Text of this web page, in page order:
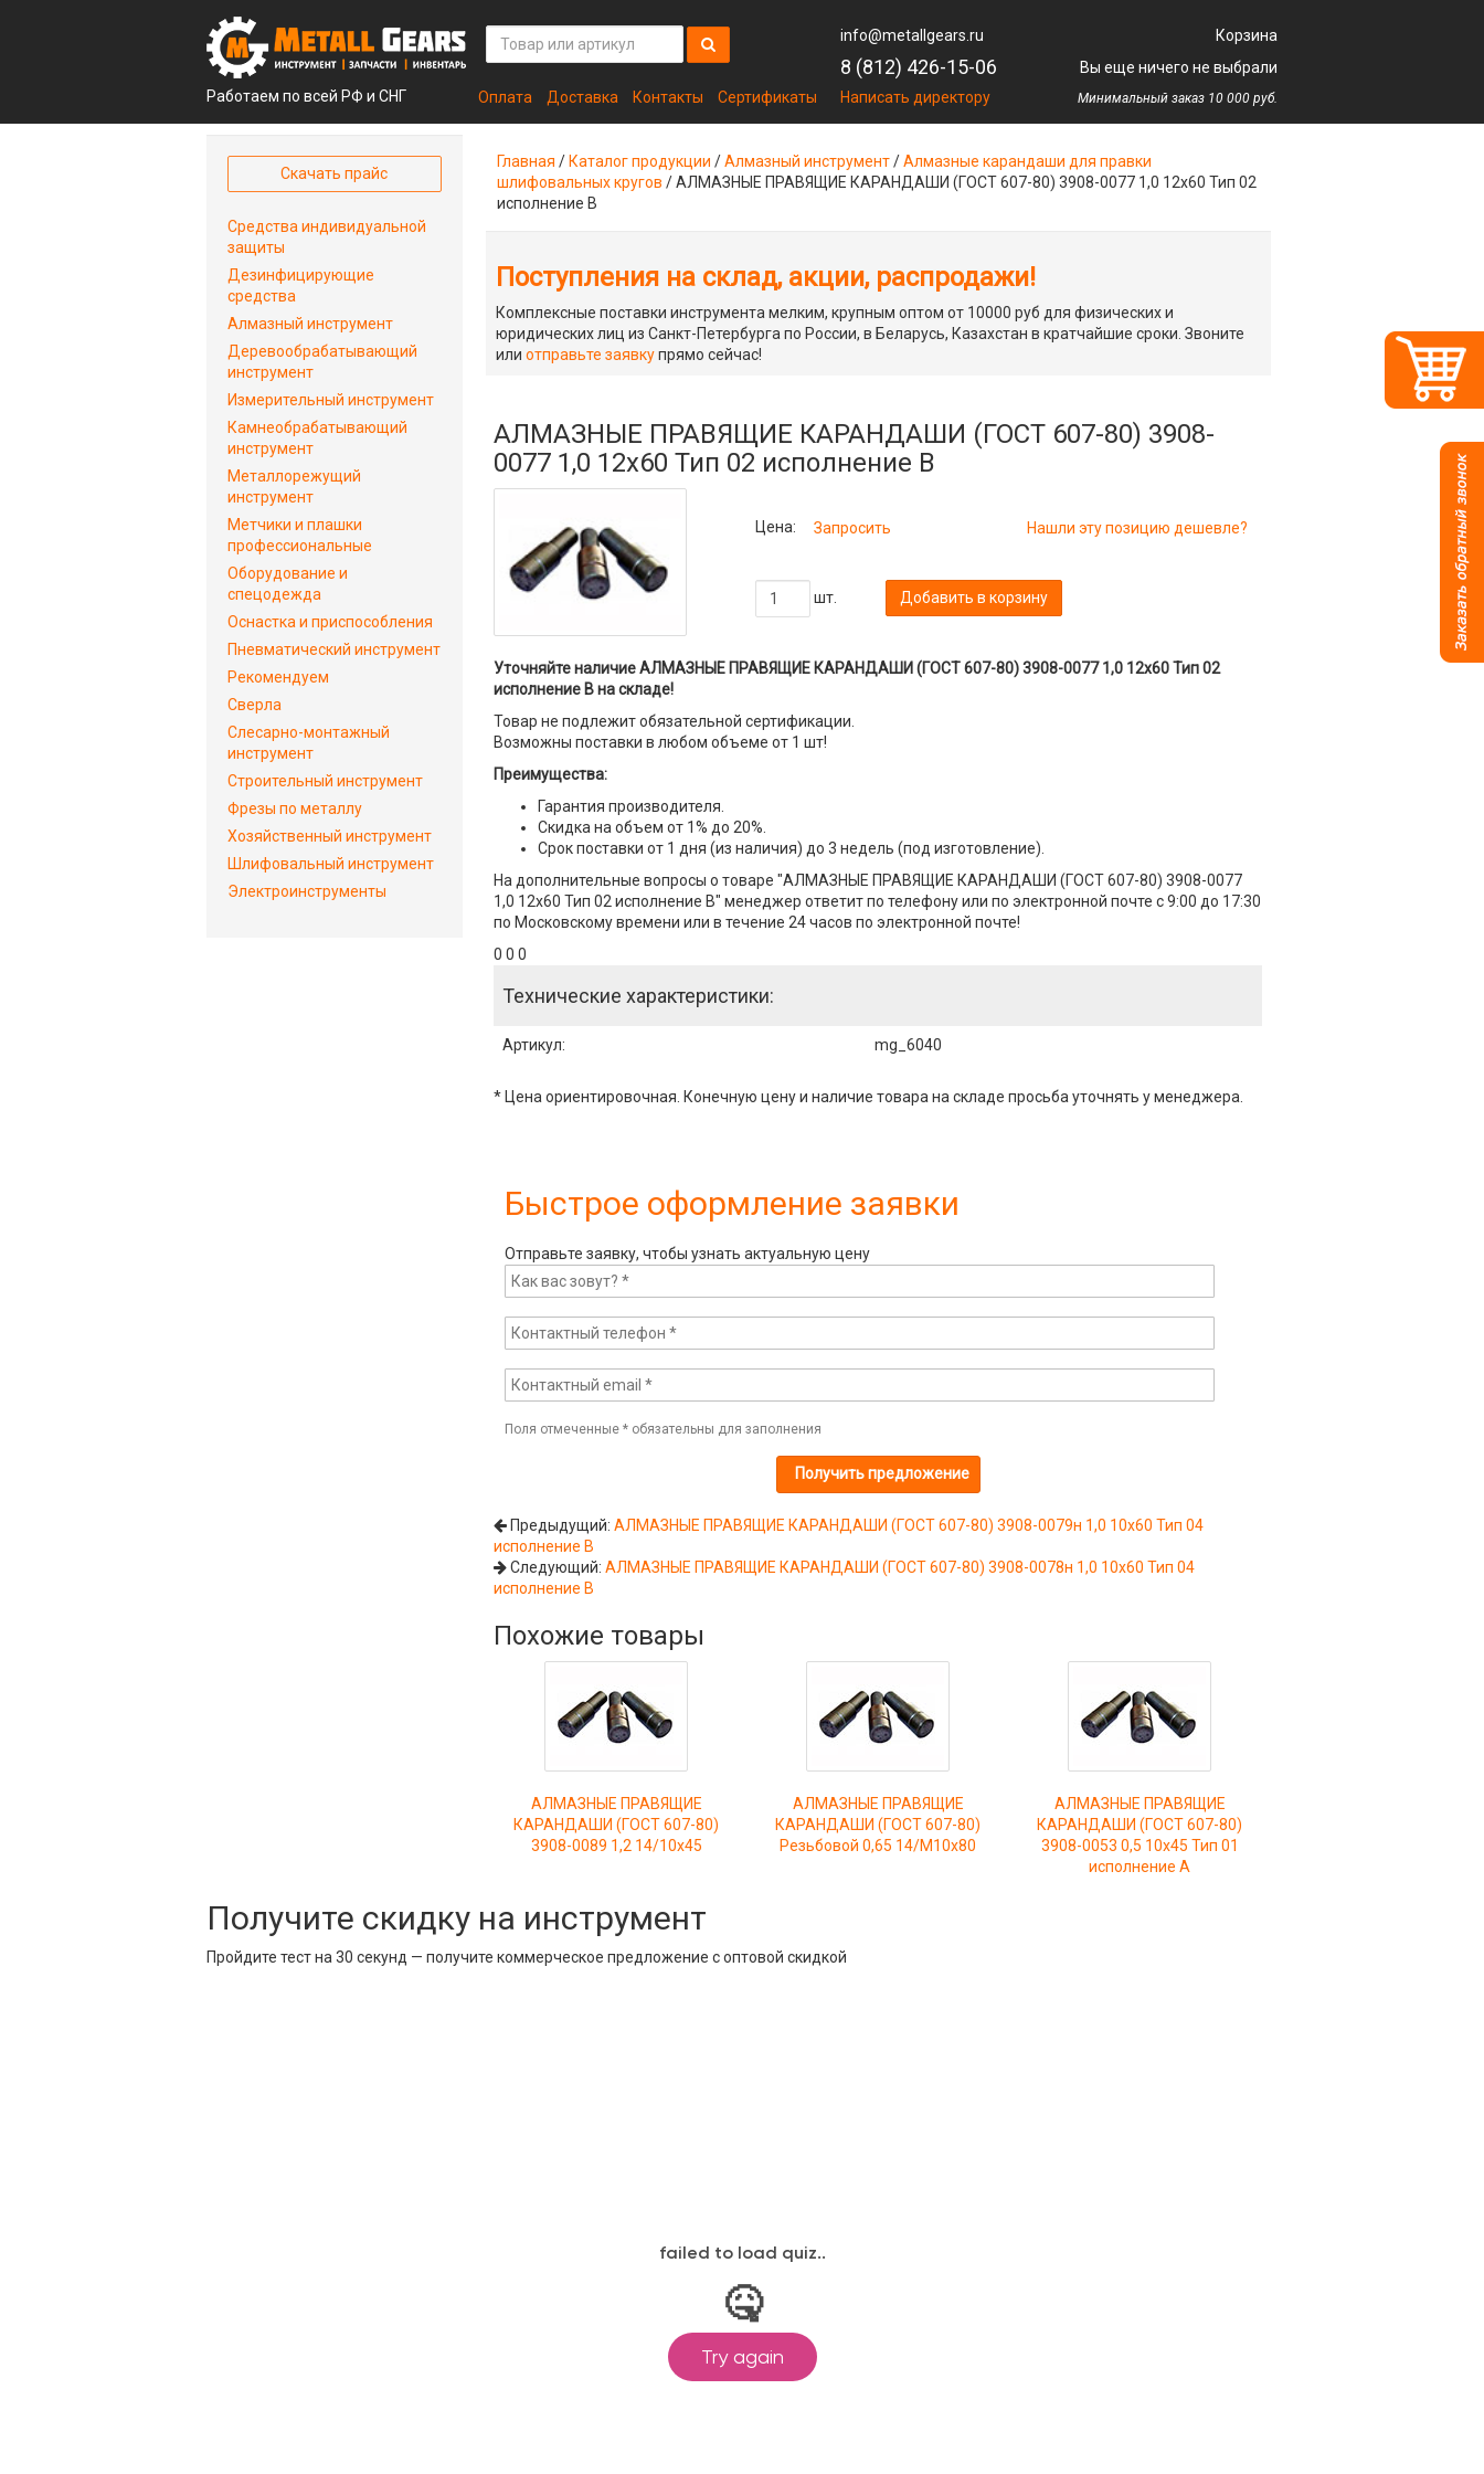
Работаем по всей РФ и СНГ Оплата Доставка Контакты Сертификаты
info@metallgears.ru
8 (812) 426-15-06
Написать директору
Корзина
Вы еще ничего не выбрали
Минимальный заказ 10 000 руб.
Главная / Каталог продукции /Алмазный инструмент/Алмазные карандаши для правки
шлифовальных кругов /АЛМАЗНЫЕ ПРАВЯЩИЕ КАРАНДАШИ (ГОСТ 607-80) 3908-0077 1,0 12х60 Тип 02
исполнение В
Поступления на склад, акции, распродажи!
Комплексные поставки инструмента мелким, крупным оптом от 10000 руб для физических и
юридических лиц из Санкт-Петербурга по России, в Беларусь, Казахстан в кратчайшие сроки. Звоните
или отправьте заявкупрямо сейчас!
АЛМАЗНЫЕ ПРАВЯЩИЕ КАРАНДАШИ (ГОСТ 607-80) 3908-
0077 1,0 12х60 Тип 02 исполнение В
Цена: Запросить Нашли эту позицию дешевле?
шт. Добавить в корзину
Уточняйте наличие АЛМАЗНЫЕ ПРАВЯЩИЕ КАРАНДАШИ (ГОСТ 607-80) 3908-0077 1,0 12х60 Тип 02
исполнение В на складе!
Товар не подлежит обязательной сертификации.
Возможны поставки в любом объеме от 1 шт!
Преимущества:
Гарантия производителя.
Скидка на объем от 1% до 20%.
Срок поставки от 1 дня (из наличия) до 3 недель (под изготовление).
На дополнительные вопросы о товаре "АЛМАЗНЫЕ ПРАВЯЩИЕ КАРАНДАШИ (ГОСТ 607-80) 3908-0077
1,0 12х60 Тип 02 исполнение В" менеджер ответит по телефону или по электронной почте с 9:00 до 17:30
по Московскому времени или в течение 24 часов по электронной почте!
0 0 0
Технические характеристики:
Артикул: mg_6040
* Цена ориентировочная. Конечную цену и наличие товара на складе просьба уточнять у менеджера.
Быстрое оформление заявки
Отправьте заявку, чтобы узнать актуальную цену
Поля отмеченные *обязательны для заполнения
Предыдущий: АЛМАЗНЫЕ ПРАВЯЩИЕ КАРАНДАШИ (ГОСТ 607-80) 3908-0079н 1,0 10х60 Тип 04
исполнение В
Следующий: АЛМАЗНЫЕ ПРАВЯЩИЕ КАРАНДАШИ (ГОСТ 607-80) 3908-0078н 1,0 10х60 Тип 04
исполнение В
Похожие товары
АЛМАЗНЫЕ ПРАВЯЩИЕ
КАРАНДАШИ (ГОСТ 607-80)
3908-0089 1,2 14/10х45
АЛМАЗНЫЕ ПРАВЯЩИЕ
КАРАНДАШИ (ГОСТ 607-80)
Резьбовой 0,65 14/М10х80
АЛМАЗНЫЕ ПРАВЯЩИЕ
КАРАНДАШИ (ГОСТ 607-80)
3908-0053 0,5 10х45 Тип 01
исполнение А
Скачать прайс
Средства индивидуальной
защиты
Дезинфицирующие
средства
Алмазный инструмент
Деревообрабатывающий
инструмент
Измерительный инструмент
Камнеобрабатывающий
инструмент
Металлорежущий
инструмент
Метчики и плашки
профессиональные
Оборудование и
спецодежда
Оснастка и приспособления
Пневматический инструмент
Рекомендуем
Сверла
Слесарно-монтажный
инструмент
Строительный инструмент
Фрезы по металлу
Хозяйственный инструмент
Шлифовальный инструмент
Электроинструменты
Получите скидку на инструмент
Пройдите тест на 30 секунд — получите коммерческое предложение с оптовой скидкой